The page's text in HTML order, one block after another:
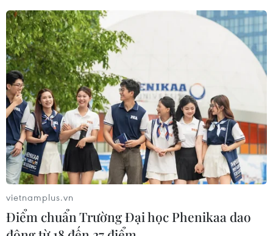
Fortune xếp hạng 10 "ông lớn" thống trị
các hoạt động kinh doanh tại Mỹ
10/03/2024 14:35
Walmart đã thu về hơn 611 tỷ USD doanh thu vào năm
2023 để đảm bảo vị trí đầu bảng trong 11 năm liên tiếp;
trong khi Exxon Mobil đã vượt Apple và chiếm vị trí thứ
ba trong danh sách.
vietnamplus.vn
Điểm chuẩn Trường Đại học Phenikaa dao